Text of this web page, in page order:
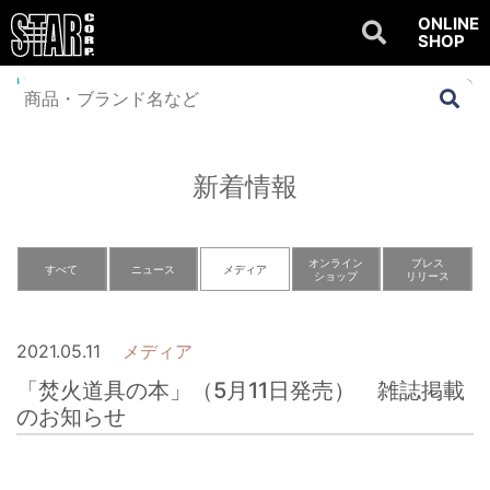
ONLINE
SHOP
Home
「焚火道具の本」（5月11日発売） 雑誌掲載の
お知らせ
新着情報
すべて ニュース メディア
オンライン
ショップ
プレス
リリース
2021.05.11 メディア
「焚火道具の本」（5月11日発売） 雑誌掲載
のお知らせ